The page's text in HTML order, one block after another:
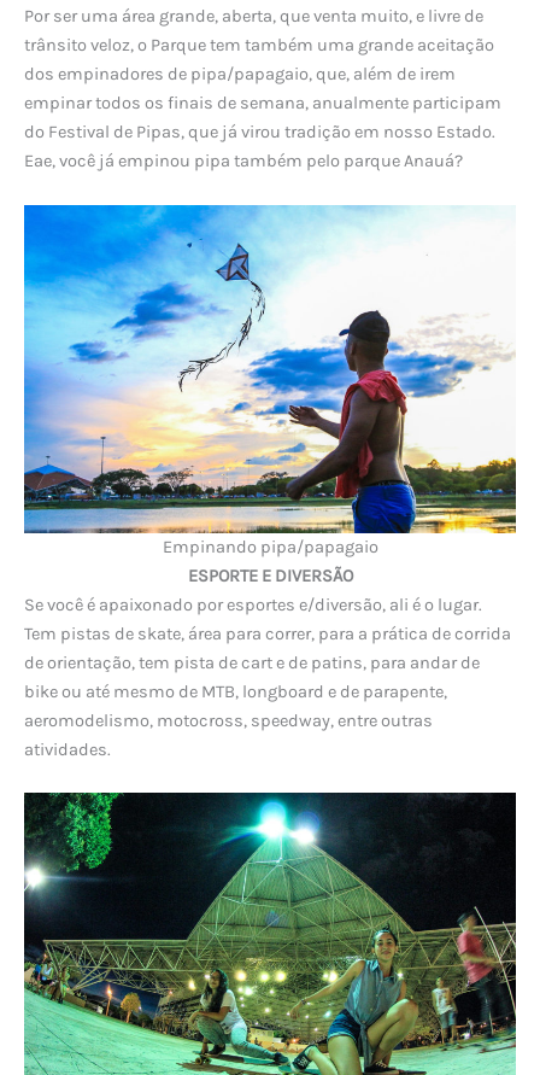
Por ser uma área grande, aberta, que venta muito, e livre de
trânsito veloz, o Parque tem também uma grande aceitação
dos empinadores de pipa/papagaio, que, além de irem
empinar todos os finais de semana, anualmente participam
do Festival de Pipas, que já virou tradição em nosso Estado.
Eae, você já empinou pipa também pelo parque Anauá?
Empinando pipa/papagaio
ESPORTE E DIVERSÃO
Se você é apaixonado por esportes e/diversão, ali é o lugar.
Tem pistas de skate, área para correr, para a prática de corrida
de orientação, tem pista de cart e de patins, para andar de
bike ou até mesmo de MTB, longboard e de parapente,
aeromodelismo, motocross, speedway, entre outras
atividades.